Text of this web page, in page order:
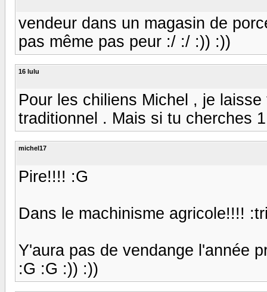
vendeur dans un magasin de
pas même pas peur :/ :/ :)) :))
16 lulu
Pour les chiliens Michel , je
traditionnel . Mais si tu cherches
michel17
Pire!!!! :G
Dans le machinisme agricole!!!!
Y'aura pas de vendange l'année
:G :G :)) :))